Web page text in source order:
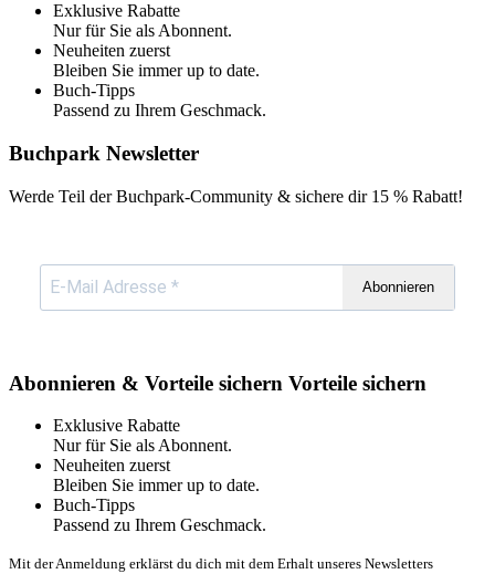
Exklusive Rabatte
Nur für Sie als Abonnent.
Neuheiten zuerst
Bleiben Sie immer up to date.
Buch-Tipps
Passend zu Ihrem Geschmack.
Buchpark Newsletter
Werde Teil der Buchpark-Community & sichere dir 15 % Rabatt!
Abonnieren
Abonnieren & Vorteile sichern Vorteile sichern
Exklusive Rabatte
Nur für Sie als Abonnent.
Neuheiten zuerst
Bleiben Sie immer up to date.
Buch-Tipps
Passend zu Ihrem Geschmack.
Mit der Anmeldung erklärst du dich mit dem Erhalt unseres Newsletters